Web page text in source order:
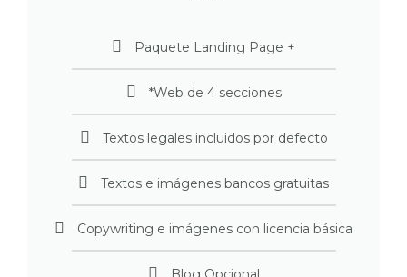
Paquete Landing Page +
*Web de 4 secciones
Textos legales incluidos por defecto
Textos e imágenes bancos gratuitas
Copywriting e imágenes con licencia básica